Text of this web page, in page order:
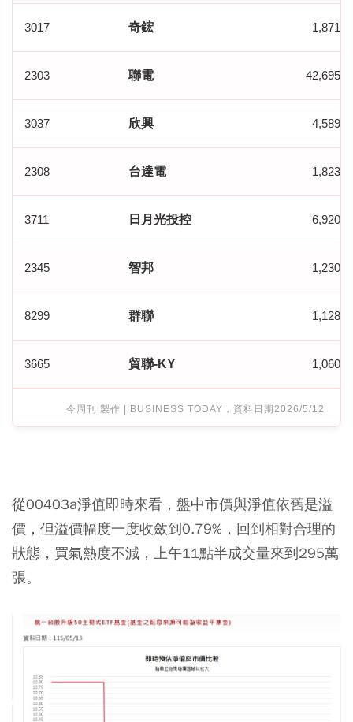
3017 奇鋐
2303 聯電
3037 欣興
2308 台達電
3711 日月光投控
2345 智邦
8299 群聯
3665 貿聯-KY
今周刊 製作 | BUSINESS TODAY，資料日期2026/5/12
從00403a淨值即時來看，盤中市價與淨值依舊是溢
價，但溢價幅度一度收斂到0.79%，回到相對合理的
狀態，買氣熱度不減，上午11點半成交量來到295萬
張。